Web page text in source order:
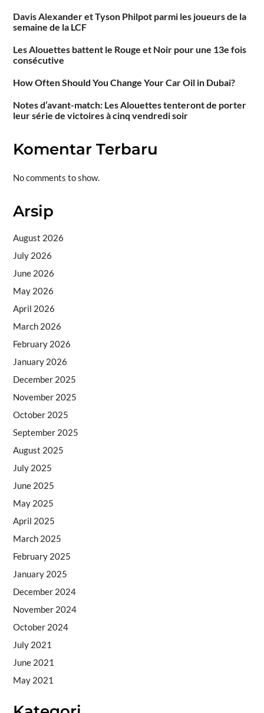
Davis Alexander et Tyson Philpot parmi les joueurs de la
semaine de la LCF
Les Alouettes battent le Rouge et Noir pour une 13e fois
consécutive
How Often Should You Change Your Car Oil in Dubai?
Notes d’avant-match: Les Alouettes tenteront de porter
leur série de victoires à cinq vendredi soir
Komentar Terbaru
No comments to show.
Arsip
August 2026
July 2026
June 2026
May 2026
April 2026
March 2026
February 2026
January 2026
December 2025
November 2025
October 2025
September 2025
August 2025
July 2025
June 2025
May 2025
April 2025
March 2025
February 2025
January 2025
December 2024
November 2024
October 2024
July 2021
June 2021
May 2021